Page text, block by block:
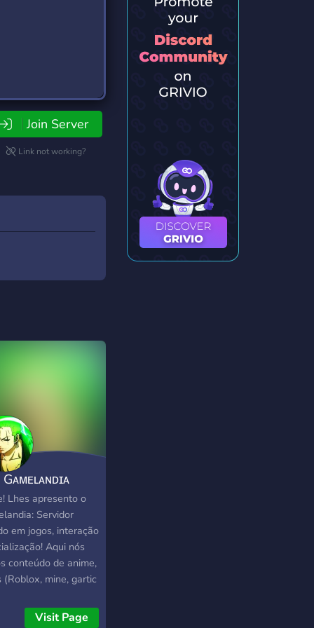
Join Server
Link not working?
Lhes apresento o
Servidor
em jogos, interação
Aqui nós
conteúdo de anime,
(Roblox, mine, gartic
a participar
Visit Page